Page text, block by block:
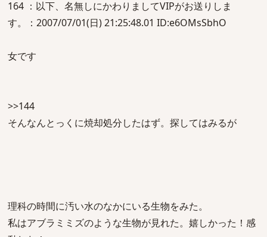
164 ：以下、名無しにかわりましてVIPがお送りしま
す。：2007/07/01(日) 21:25:48.01 ID:e6OMsSbhO
女です
>>144
そんなんとっくに焼却処分したはず。探してはみるが
理科の時間に汚い水のなかにいる生物をみた。
私はアブラミミズのような生物が見れた。嬉しかった！感